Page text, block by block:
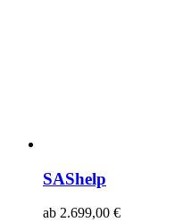
SAShelp
ab 2.699,00 €